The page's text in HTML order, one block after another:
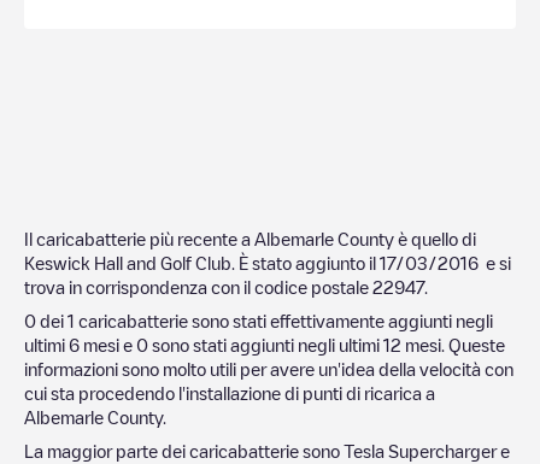
Il caricabatterie più recente a Albemarle County è quello di
Keswick Hall and Golf Club . È stato aggiunto il 17/03/2016 e si
trova in corrispondenza con il codice postale 22947.
0 dei 1 caricabatterie sono stati effettivamente aggiunti negli
ultimi 6 mesi e 0 sono stati aggiunti negli ultimi 12 mesi. Queste
informazioni sono molto utili per avere un'idea della velocità con
cui sta procedendo l'installazione di punti di ricarica a
Albemarle County.
La maggior parte dei caricabatterie sono Tesla Superchargere